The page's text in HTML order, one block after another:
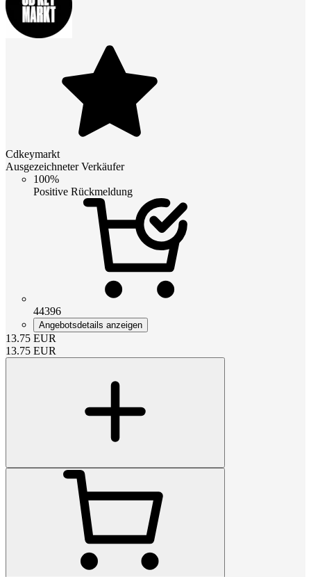
Cdkeymarkt
Ausgezeichneter Verkäufer
100%
Positive Rückmeldung
44396
Angebotsdetails anzeigen
13.75 EUR
13.75 EUR